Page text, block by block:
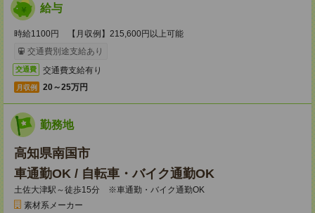
給与
時給1100円 【月収例】215,600円以上可能
交通費別途支給あり
交通費 交通費支給有り
月収例 20～25万円
勤務地
高知県南国市
車通勤OK / 自転車・バイク通勤OK
土佐大津駅～徒歩15分 ※車通勤・バイク通勤OK
素材系メーカー